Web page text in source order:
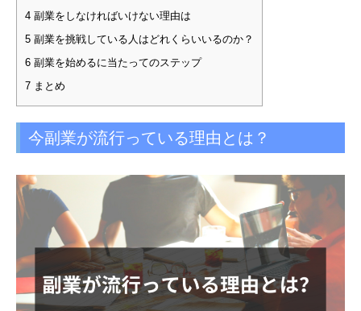
4 副業をしなければいけない理由は
5 副業を挑戦している人はどれくらいいるのか？
6 副業を始めるに当たってのステップ
7 まとめ
今副業が流行っている理由とは？